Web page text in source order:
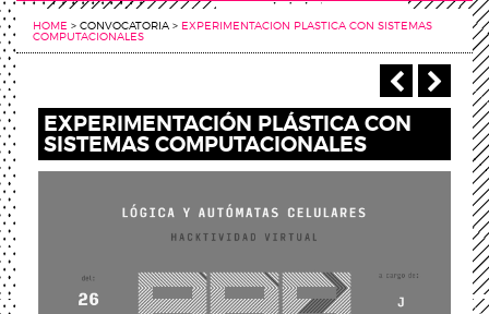
HOME > CONVOCATORIA > EXPERIMENTACION PLASTICA CON SISTEMAS
COMPUTACIONALES
‹
EXPERIMENTACIÓN PLÁSTICA CON
SISTEMAS COMPUTACIONALES